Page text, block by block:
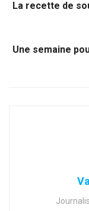
La recette de
Une semaine